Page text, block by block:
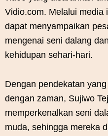
Vidio.com. Melalui media
dapat menyampaikan
mengenai seni dalang
kehidupan sehari-hari.
Dengan pendekatan
dengan zaman, Sujiwo
memperkenalkan seni
muda, sehingga mereka